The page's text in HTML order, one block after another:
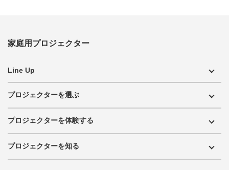
家庭用プロジェクター
Line Up
プロジェクターを選ぶ
プロジェクターを体験する
プロジェクターを知る